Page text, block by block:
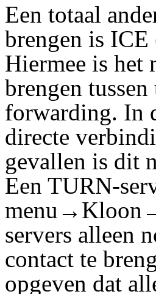
Een totaal
brengen is
Hiermee is het
brengen
forwarding. In
directe
gevallen is dit
Een TURN-
servers alleen
contact te
opgeven dat